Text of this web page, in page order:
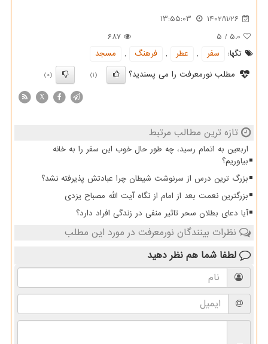
1402/11/26
13:55:03
5.0
/
5
687
تگها:
سفر , عطر , فرهنگ ,
مسجد
مطلب نورمعرفت را می پسندید؟
(1)
(0)
X
تازه ترین مطالب مرتبط
اربعین به اتمام رسید، چه طور حال خوب این سفر را به خانه
بیاوریم؟
بزرگ ترین درس از سرنوشت شیطان چرا عبادتش پذیرفته نشد؟
بزرگترین نعمت بعد از امام از نگاه آیت الله مصباح یزدی
آیا دعای بطلان سحر تاثیر منفی در زندگی افراد دارد؟
نظرات بینندگان نورمعرفت در مورد این مطلب
لطفا شما هم نظر دهید